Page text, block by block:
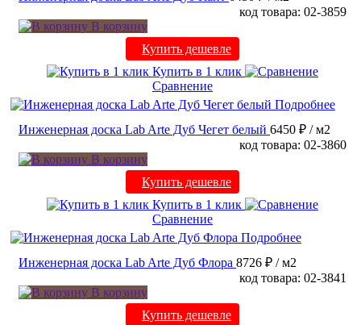
код товара: 02-3859
В корзину
Купить дешевле
Купить в 1 клик
Сравнение
Подробнее
Инженерная доска Lab Arte Дуб Чегет белый 6450 ₽ / м2
код товара: 02-3860
В корзину
Купить дешевле
Купить в 1 клик
Сравнение
Подробнее
Инженерная доска Lab Arte Дуб Флора 8726 ₽ / м2
код товара: 02-3841
В корзину
Купить дешевле